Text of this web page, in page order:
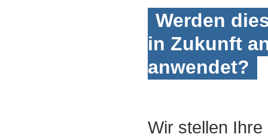
Werden
in Zukunft
anwendet?
Wir stellen